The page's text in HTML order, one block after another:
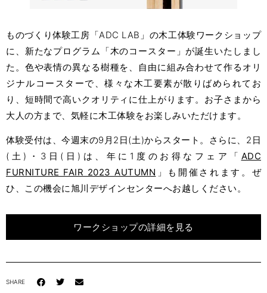
ものづくり体験工房「ADC LAB」の木工体験ワークショップ
に、新たなプログラム「木のコースター」が誕生いたしまし
た。色や表情の異なる樹種を、自由に組み合わせて作るオリ
ジナルコースターで、様々な木工要素が散りばめられてお
り、短時間で高いクオリティに仕上がります。お子さまから
大人の方まで、気軽に木工体験をお楽しみいただけます。
体験受付は、今週末の9月2日(土)からスタート。さらに、2日
(土)・3日(日)は、年に1度のお得なフェア「 ADC
FURNITURE FAIR 2023 AUTUMN 」も開催されます。ぜ
ひ、この機会に旭川デザインセンターへお越しください。
ワークショップの詳細を見る
SHARE